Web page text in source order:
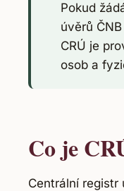
Pokud
úvěrů
CRÚ je
osob a
Co je
Centrální registr